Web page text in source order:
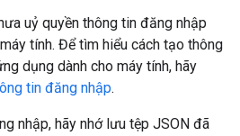
uỷ quyền thông tin đăng nhập
tính. Để tìm hiểu cách tạo thông
dụng dành cho máy tính, hãy
tin đăng nhập.
nhập, hãy nhớ lưu tệp JSON đã